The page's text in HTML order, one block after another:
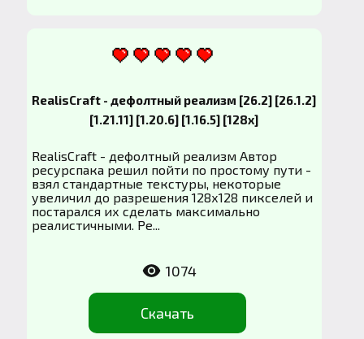
RealisCraft - дефолтный реализм [26.2] [26.1.2]
[1.21.11] [1.20.6] [1.16.5] [128x]
RealisCraft - дефолтный реализм Автор
ресурспака решил пойти по простому пути -
взял стандартные текстуры, некоторые
увеличил до разрешения 128х128 пикселей и
постарался их сделать максимально
реалистичными. Ре...
Скачать
1074